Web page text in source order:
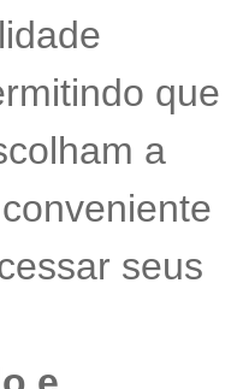
que
a
seus